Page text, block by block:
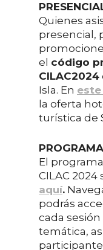
Quienes
presencial,
el código
CILAC2024
Isla. En
la oferta
turística de
El
CILAC
aquí.
podrás
cada
temática,